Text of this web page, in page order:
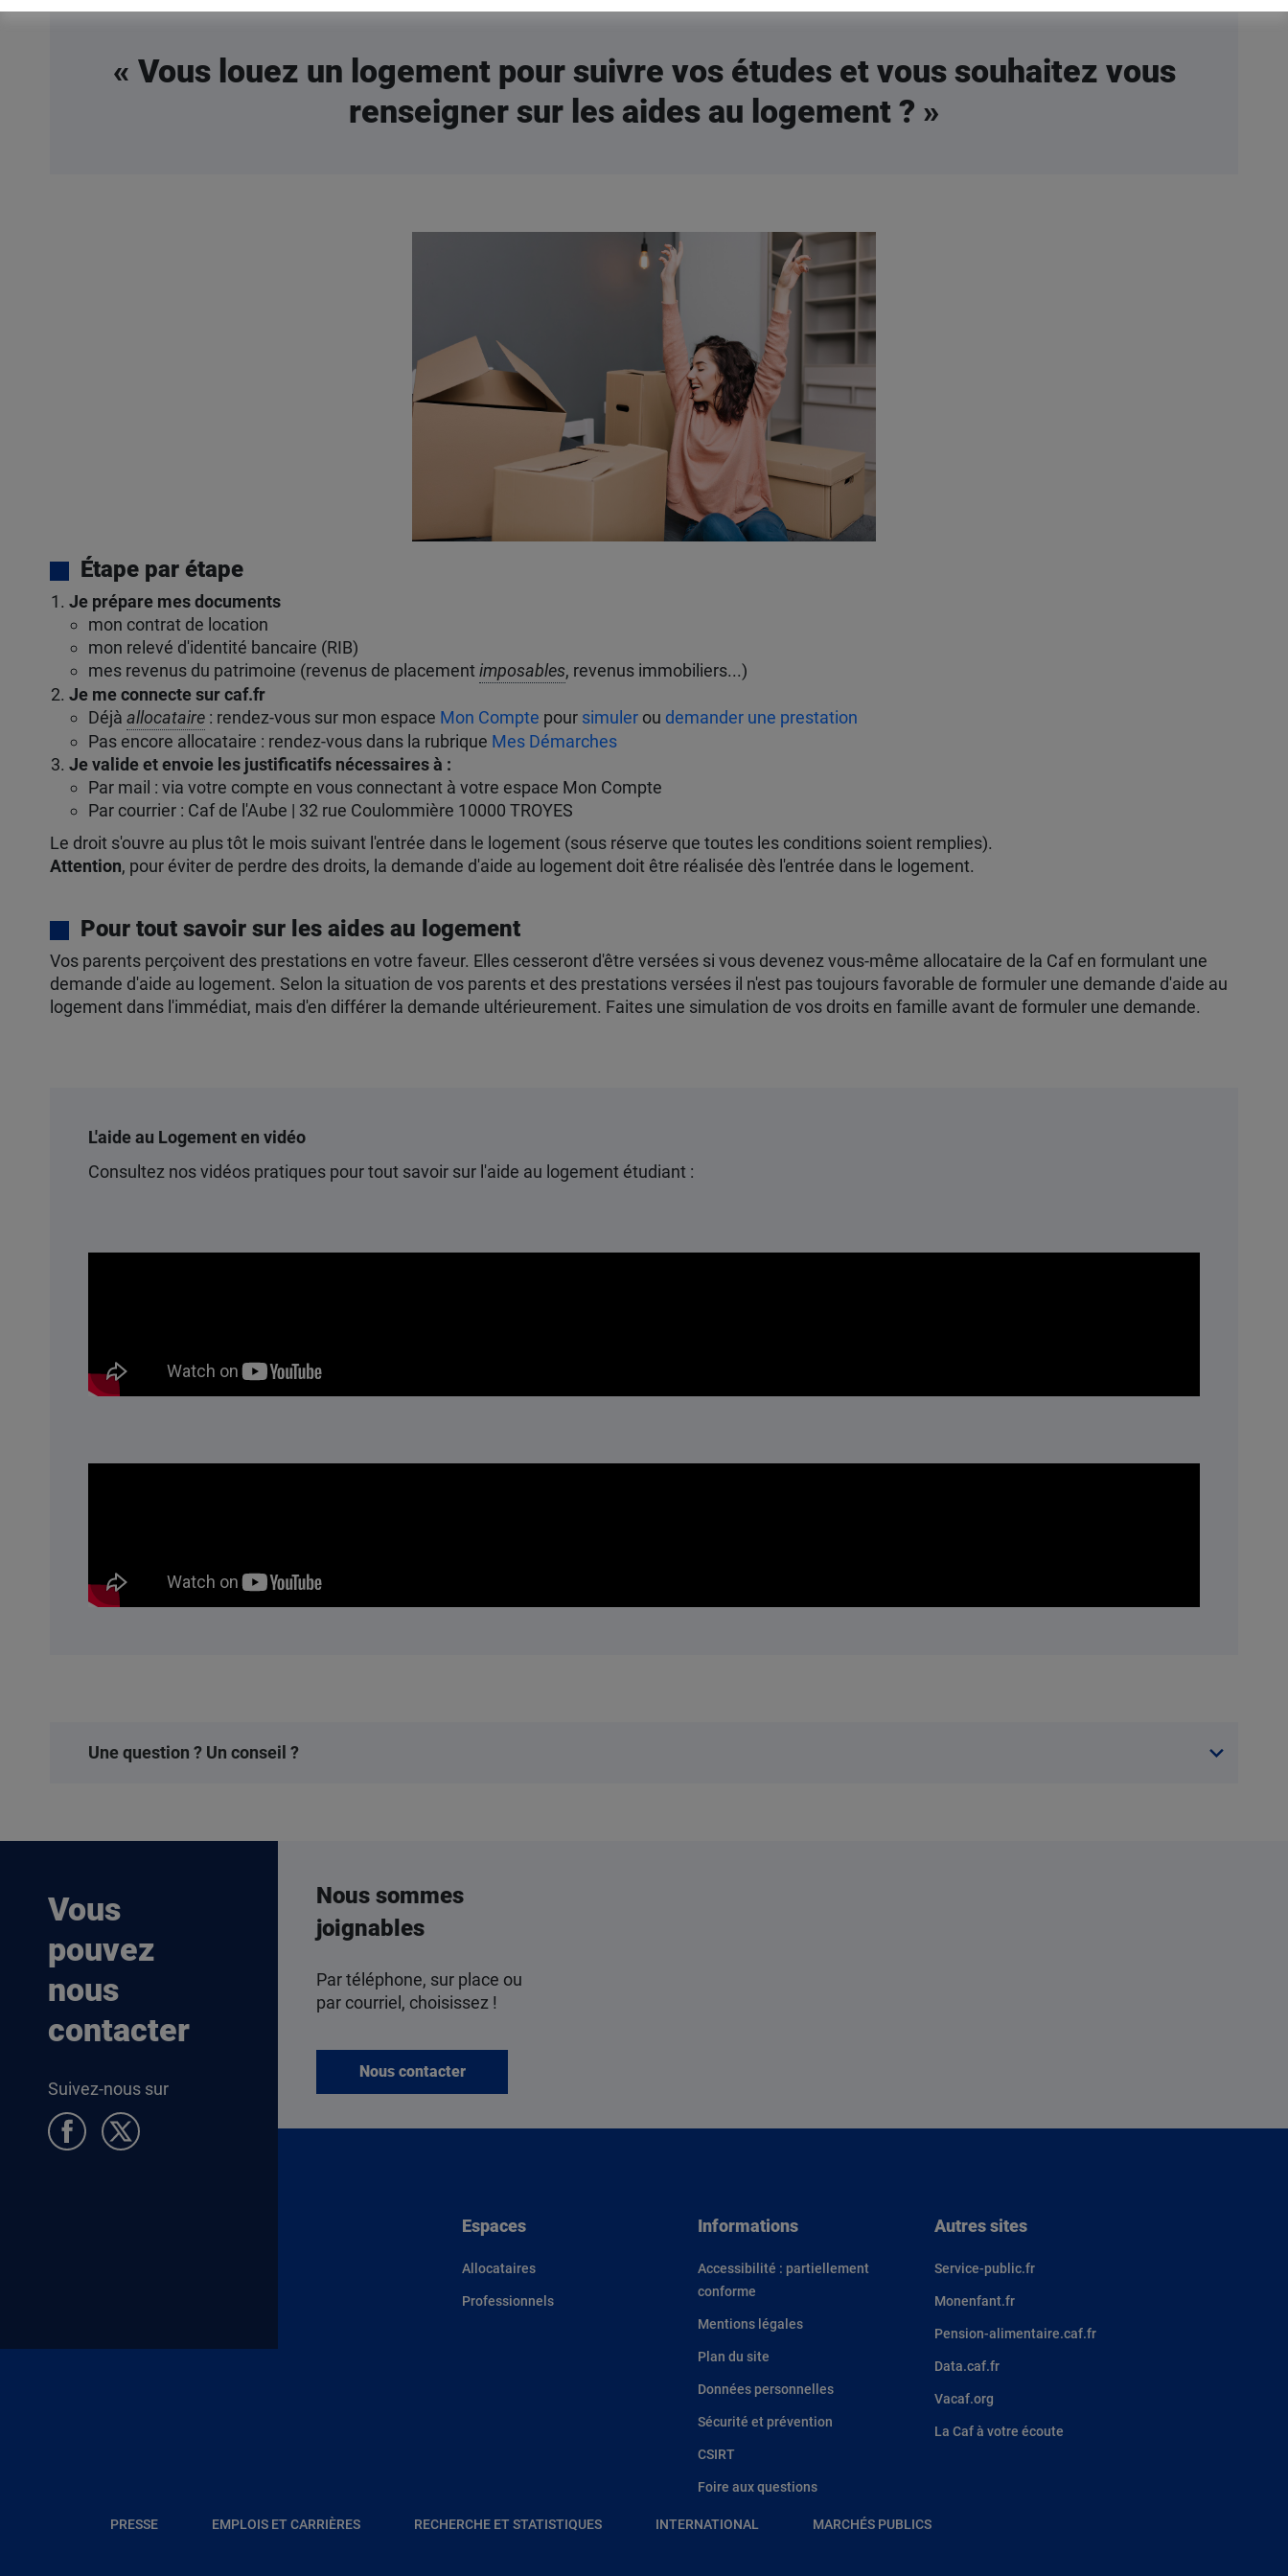
« Vous louez un logement pour suivre vos études et vous souhaitez vous
renseigner sur les aides au logement ? »
Étape par étape
Je prépare mes documents
mon contrat de location
mon relevé d'identité bancaire (RIB)
mes revenus du patrimoine (revenus de placementimposables, revenus immobiliers...)
Je me connecte sur caf.fr
Déjà allocataire : rendez-vous sur mon espace Mon Compte pour simuler ou demander une prestation
Pas encore allocataire : rendez-vous dans la rubrique Mes Démarches
Je valide et envoie les justificatifs nécessaires à :
Par mail : via votre compte en vous connectant à votre espace Mon Compte
Par courrier : Caf de l'Aube | 32 rue Coulommière 10000 TROYES
Le droit s'ouvre au plus tôt le mois suivant l'entrée dans le logement (sous réserve que toutes les conditions soient remplies).
Attention, pour éviter de perdre des droits, la demande d'aide au logement doit être réalisée dès l'entrée dans le logement.
Pour tout savoir sur les aides au logement
Vos parents perçoivent des prestations en votre faveur. Elles cesseront d'être versées si vous devenez vous-même allocataire de la Caf en formulant une
demande d'aide au logement. Selon la situation de vos parents et des prestations versées il n'est pas toujours favorable de formuler une demande d'aide au
logement dans l'immédiat, mais d'en différer la demande ultérieurement. Faites une simulation de vos droits en famille avant de formuler une demande.
L'aide au Logement en vidéo
Consultez nos vidéos pratiques pour tout savoir sur l'aide au logement étudiant :
Une question ? Un conseil ?
Vous
pouvez
nous
contacter
Suivez-nous sur
Nous sommes
joignables
Par téléphone, sur place ou
par courriel, choisissez !
Nous contacter
Espaces
Allocataires
Professionnels
Informations
Accessibilité : partiellement
conforme
Mentions légales
Plan du site
Données personnelles
Sécurité et prévention
CSIRT
Foire aux questions
Autres sites
Service-public.fr
Monenfant.fr
Pension-alimentaire.caf.fr
Data.caf.fr
Vacaf.org
La Caf à votre écoute
Pied de page Transverse
PRESSE EMPLOIS ET CARRIÈRES RECHERCHE ET STATISTIQUES INTERNATIONAL MARCHÉS PUBLICS